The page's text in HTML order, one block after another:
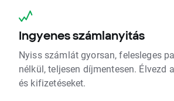
Ingyenes számlanyitás
Nyiss számlát gyorsan, felesleges
nélkül, teljesen díjmentesen. Élvezd
és kifizetéseket.